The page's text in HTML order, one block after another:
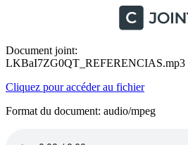
Document joint:
LKBaI7ZG0QT_REFERENCIAS.mp3
Cliquez pour accéder au fichier
Format du document: audio/mpeg